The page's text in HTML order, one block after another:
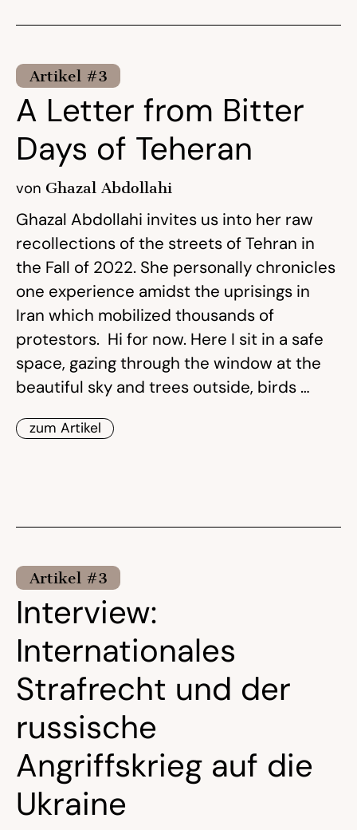
Artikel #3
A Letter from Bitter
Days of Teheran
von Ghazal Abdollahi
Ghazal Abdollahi invites us into her raw
recollections of the streets of Tehran in
the Fall of 2022. She personally chronicles
one experience amidst the uprisings in
Iran which mobilized thousands of
protestors. Hi for now. Here I sit in a safe
space, gazing through the window at the
beautiful sky and trees outside, birds …
zum Artikel
Artikel #3
Interview:
Internationales
Strafrecht und der
russische
Angriffskrieg auf die
Ukraine